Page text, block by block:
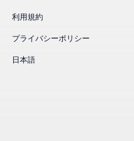
利用規約
プライバシーポリシー
日本語